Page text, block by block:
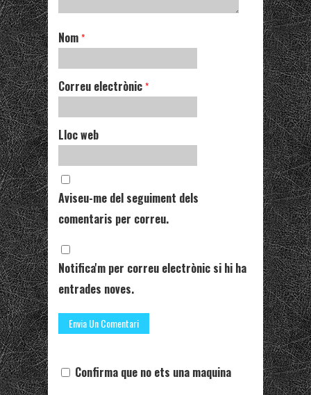
Nom *
Correu electrònic *
Lloc web
Aviseu-me del seguiment dels
comentaris per correu.
Notifica'm per correu electrònic si hi ha
entrades noves.
Confirma que no ets una maquina